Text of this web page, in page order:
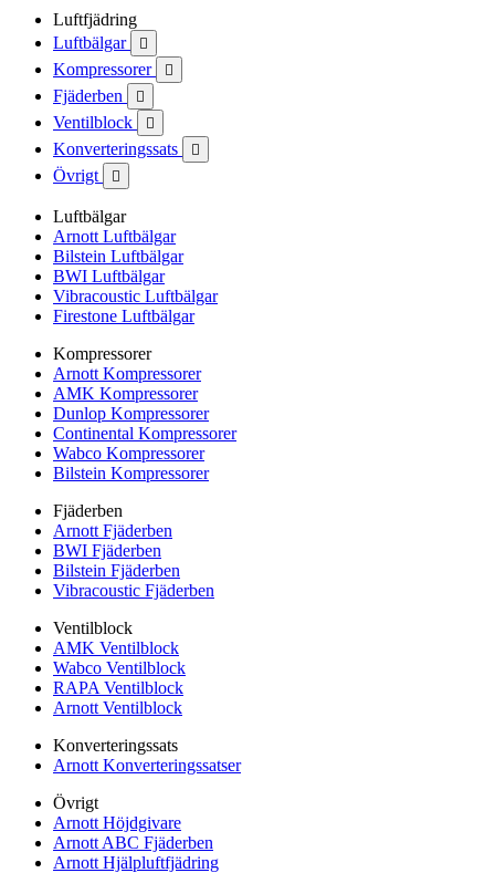
Luftfjädring
Luftbälgar

Kompressorer 
Fjäderben 
Ventilblock 
Konverteringssats 
Övrigt 
Luftbälgar
Arnott Luftbälgar
Bilstein Luftbälgar
BWI Luftbälgar
Vibracoustic Luftbälgar
Firestone Luftbälgar
Kompressorer
Arnott Kompressorer
AMK Kompressorer
Dunlop Kompressorer
Continental Kompressorer
Wabco Kompressorer
Bilstein Kompressorer
Fjäderben
Arnott Fjäderben
BWI Fjäderben
Bilstein Fjäderben
Vibracoustic Fjäderben
Ventilblock
AMK Ventilblock
Wabco Ventilblock
RAPA Ventilblock
Arnott Ventilblock
Konverteringssats
Arnott Konverteringssatser
Övrigt
Arnott Höjdgivare
Arnott ABC Fjäderben
Arnott Hjälpluftfjädring